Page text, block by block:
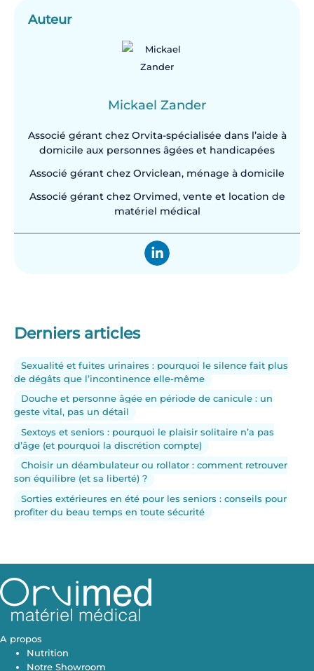
Auteur
Mickael Zander
Associé gérant chez Orvita-spécialisée dans l’aide à
domicile aux personnes âgées et handicapées
Associé gérant chez Orviclean, ménage à domicile
Associé gérant chez Orvimed, vente et location de
matériel médical
Derniers articles
Sexualité et fuites urinaires : pourquoi le silence fait plus
de dégâts que l’incontinence elle-même
Douche et personne âgée en période de canicule : un
geste vital, pas un détail
Sextoys et seniors : pourquoi le plaisir solitaire n’a pas
d’âge (et pourquoi la discrétion compte)
Choisir un déambulateur ou rollator : comment retrouver
son équilibre (et sa liberté) ?
Sorties extérieures en été pour les seniors : conseils pour
profiter du beau temps en toute sécurité
A propos
Nutrition
Notre Showroom